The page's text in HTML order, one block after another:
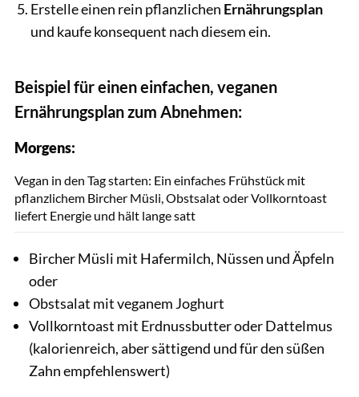
Erstelle einen rein pflanzlichen Ernährungsplan
und kaufe konsequent nach diesem ein.
Beispiel für einen einfachen, veganen
Ernährungsplan zum Abnehmen:
Morgens:
Vegan in den Tag starten: Ein einfaches Frühstück mit
pflanzlichem Bircher Müsli, Obstsalat oder Vollkorntoast
liefert Energie und hält lange satt
Bircher Müsli mit Hafermilch, Nüssen und Äpfeln
oder
Obstsalat mit veganem Joghurt
Vollkorntoast mit Erdnussbutter oder Dattelmus
(kalorienreich, aber sättigend und für den süßen
Zahn empfehlenswert)